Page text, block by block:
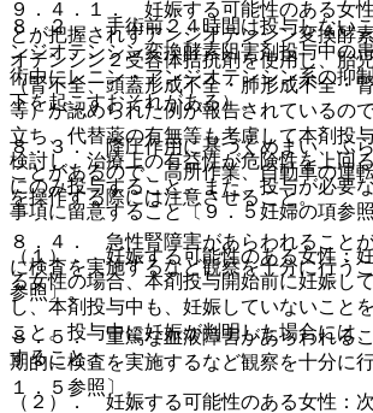
９．４．１． 妊娠する可能性のある女
とが把握されずアンジオテンシン変換酵
オテンシン２受容体拮抗剤を使用し、胎
（腎不全、頭蓋形成不全・肺形成不全・
等）が認められた例が報告されているの
立ち、代替薬の有無等も考慮して本剤投
検討し、治療上の有益性が危険性を上回
にのみ投与すること。また、投与が必要
事項に留意すること〔９．５妊婦の項参照
（１）． 妊娠する可能性のある女性：
る女性の場合、本剤投与開始前に妊娠し
し、本剤投与中も、妊娠していないこと
こと。投与中に妊娠が判明した場合には
すること。
（２）． 妊娠する可能性のある女性：
８．２． 手術前２４時間は投与しない
ンジオテンシン変換酵素阻害剤投与中の
術中にレニン・アンジオテンシン系の抑
下を起こすおそれがある）。
８．３． 降圧作用に基づくめまい、ふ
ことがあるので、高所作業、自動車の運
を操作する際には注意させること。
８．４． 急性腎障害があらわれること
に検査を実施するなど観察を十分に行う
参照〕。
８．５． 重篤な血液障害があらわれる
期的に検査を実施するなど観察を十分に
１．５参照〕。